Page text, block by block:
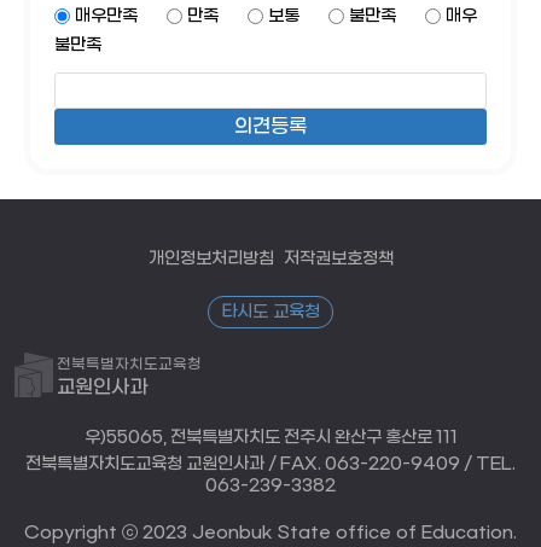
매우만족 만족 보통 불만족
매우
불만족
개인정보처리방침 저작권보호정책
타시도 교육청
전북특별자치도교육청
교원인사과
우)55065, 전북특별자치도 전주시 완산구 홍산로 111
전북특별자치도교육청 교원인사과 / FAX. 063-220-9409 / TEL.
063-239-3382
Copyright ⓒ 2023 Jeonbuk State office of Education.